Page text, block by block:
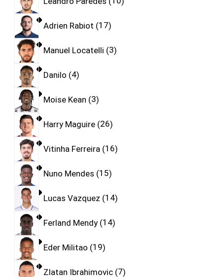
Adrien Rabiot 17
Manuel Locatelli 3
Danilo 4
Moise Kean 3
Harry Maguire 26
Vitinha Ferreira 16
Nuno Mendes 15
Lucas Vazquez 14
Ferland Mendy 14
Eder Militao 19
Zlatan Ibrahimovic 7